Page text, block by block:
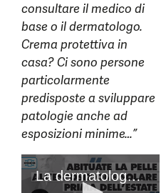
consultare il medico di
base o il dermatologo.
Crema protettiva in
casa? Ci sono persone
particolarmente
predisposte a sviluppare
patologie anche ad
esposizioni minime…”